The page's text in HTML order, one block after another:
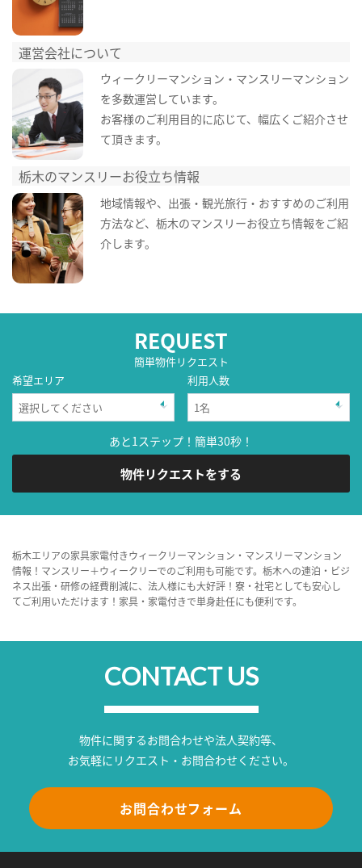
運営会社について
ウィークリーマンション・マンスリーマンション
を多数運営しています。
お客様のご利用目的に応じて、幅広くご紹介させ
て頂きます。
栃木のマンスリーお役立ち情報
地域情報や、出張・観光旅行・おすすめのご利用
方法など、栃木のマンスリーお役立ち情報をご紹
介します。
REQUEST
簡単物件リクエスト
希望エリア
利用人数
あと1ステップ！簡単30秒！
物件リクエストをする
栃木エリアの家具家電付きウィークリーマンション・マンスリーマンション
情報！マンスリー＋ウィークリーでのご利用も可能です。栃木への連泊・ビジ
ネス出張・研修の経費削減に、法人様にも大好評！寮・社宅としても安心し
てご利用いただけます！家具・家電付きで単身赴任にも便利です。
CONTACT US
物件に関するお問合わせや法人契約等、
お気軽にリクエスト・お問合わせください。
お問合わせフォーム